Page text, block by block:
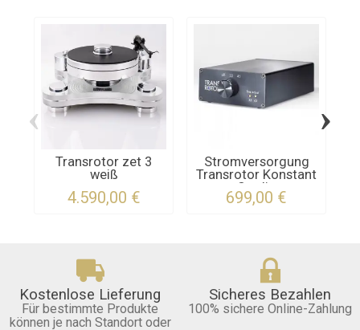
Transrotor zet 3
weiß
4.590,00 €
Stromversorgung
Transrotor Konstant
Studio
699,00 €
‹ ›
Kostenlose Lieferung
Für bestimmte Produkte
können je nach Standort oder
Sicheres Bezahlen
100% sichere Online-Zahlung